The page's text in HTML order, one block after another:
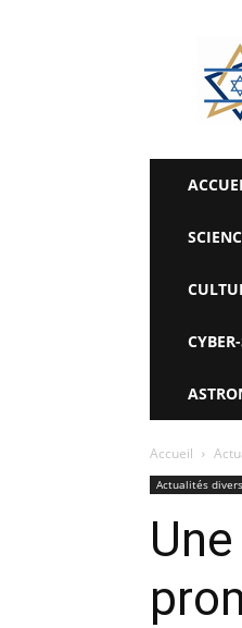
Rak
Be
News
Accueil
Actualités divers